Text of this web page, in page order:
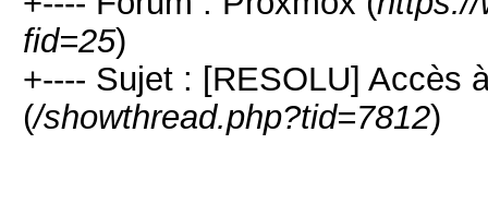
fid=25)
+---- Sujet : [RESOLU] Accès
(/showthread.php?tid=7812)